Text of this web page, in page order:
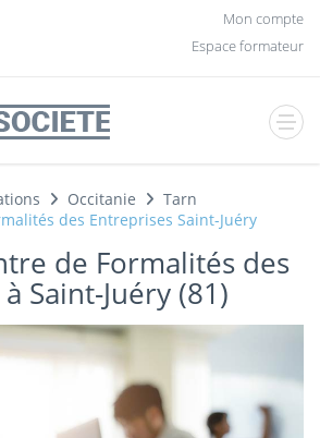
Mon compte
Espace formateur
Occitanie
Tarn
des Entreprises Saint-Juéry
de Formalités des
Saint-Juéry (81)